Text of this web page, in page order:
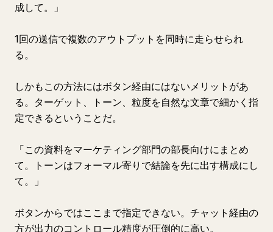
成して。」
1回の送信で複数のアウトプットを同時に走らせられ
る。
しかもこの方法にはボタン経由にはないメリットがあ
る。ターゲット、トーン、粒度を自然な文章で細かく指
定できるということだ。
「この資料をマーケティング部門の部長向けにまとめ
て。トーンはフォーマル寄りで結論を先に出す構成にし
て。」
ボタンからではここまで指定できない。チャット経由の
方が出力のコントロール精度が圧倒的に高い。